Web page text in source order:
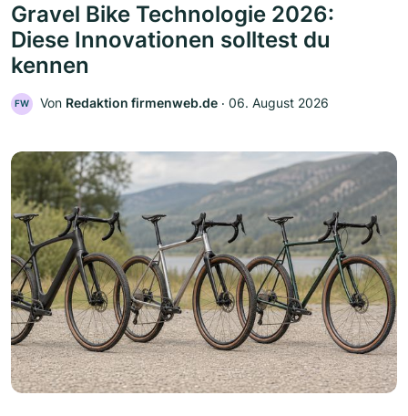
Gravel Bike Technologie 2026:
Diese Innovationen solltest du
kennen
FW Von Redaktion firmenweb.de ‧ 06. August 2026